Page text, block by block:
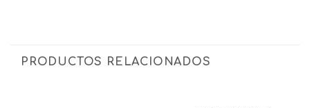
PRODUCTOS RELACIONADOS